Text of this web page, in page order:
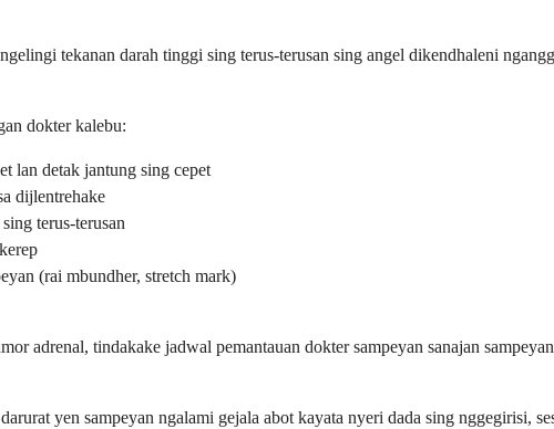
tekanan darah tinggi sing terus-terusan sing angel dikendhaleni
dokter kalebu:
lan detak jantung sing cepet
dijlentrehake
terus-terusan
(rai mbundher, stretch mark)
adrenal, tindakake jadwal pemantauan dokter sampeyan sanajan
yen sampeyan ngalami gejala abot kayata nyeri dada sing nggegirisi,